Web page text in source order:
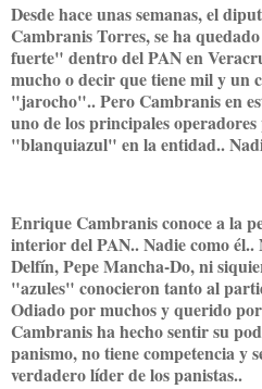
Desde hace unas semanas, el
Cambranis Torres, se ha
fuerte" dentro del PAN en
mucho o decir que tiene mil y un
"jarocho".. Pero Cambranis en
uno de los principales
"blanquiazul" en la entidad..
Enrique Cambranis conoce a la
interior del PAN.. Nadie como
Delfín, Pepe Mancha-Do, ni
"azules" conocieron tanto al
Odiado por muchos y querido
Cambranis ha hecho sentir su
panismo, no tiene competencia y
verdadero líder de los panistas..